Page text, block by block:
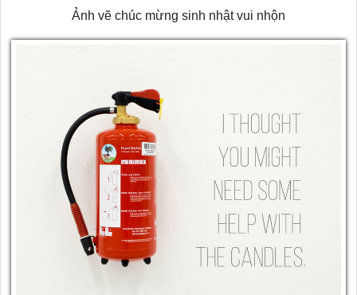
Ảnh vẽ chúc mừng sinh nhật vui nhộn